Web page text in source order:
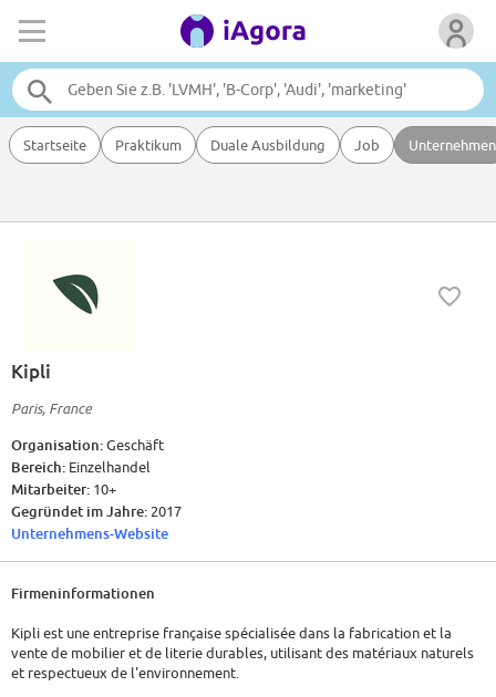
Startseite Praktikum Duale Ausbildung Job Unternehmen
Kipli
Paris, France
Organisation:Geschäft
Bereich: Einzelhandel
Mitarbeiter: 10+
Gegründet im Jahre: 2017
Unternehmens-Website
Firmeninformationen
Kipli est une entreprise française spécialisée dans la fabrication et la
vente de mobilier et de literie durables, utilisant des matériaux naturels
et respectueux de l'environnement.